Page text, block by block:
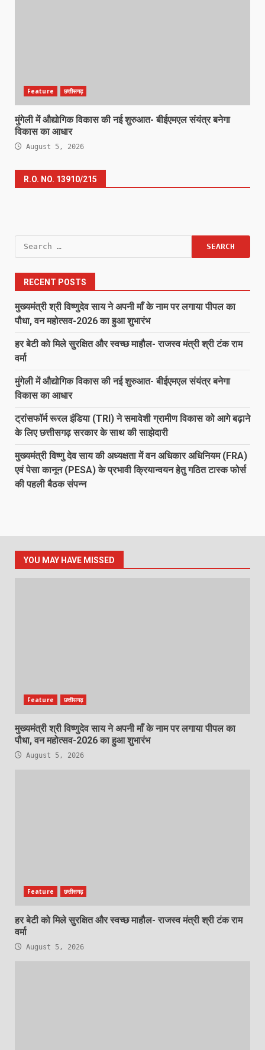
Feature छत्तीसगढ़
मुंगेली में औद्योगिक विकास की नई शुरुआत- बीईएमएल संयंत्र बनेगा
विकास का आधार
August 5, 2026
R.O. NO. 13910/215
Search
for:
RECENT POSTS
मुख्यमंत्री श्री विष्णुदेव साय ने अपनी माँ के नाम पर लगाया पीपल का
पौधा, वन महोत्सव-2026 का हुआ शुभारंभ
हर बेटी को मिले सुरक्षित और स्वच्छ माहौल- राजस्व मंत्री श्री टंक राम
वर्मा
मुंगेली में औद्योगिक विकास की नई शुरुआत- बीईएमएल संयंत्र बनेगा
विकास का आधार
ट्रांसफॉर्म रूरल इंडिया (TRI) ने समावेशी ग्रामीण विकास को आगे बढ़ाने
के लिए छत्तीसगढ़ सरकार के साथ की साझेदारी
मुख्यमंत्री विष्णु देव साय की अध्यक्षता में वन अधिकार अधिनियम (FRA)
एवं पेसा कानून (PESA) के प्रभावी क्रियान्वयन हेतु गठित टास्क फोर्स
की पहली बैठक संपन्न
YOU MAY HAVE MISSED
Feature छत्तीसगढ़
मुख्यमंत्री श्री विष्णुदेव साय ने अपनी माँ के नाम पर लगाया पीपल का
पौधा, वन महोत्सव-2026 का हुआ शुभारंभ
August 5, 2026
Feature छत्तीसगढ़
हर बेटी को मिले सुरक्षित और स्वच्छ माहौल- राजस्व मंत्री श्री टंक राम
वर्मा
August 5, 2026